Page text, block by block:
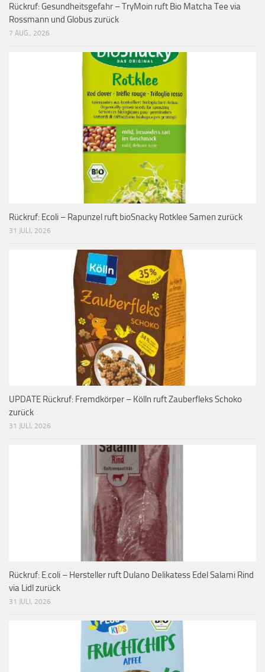
Rückruf: Gesundheitsgefahr – TryMoin ruft Bio Matcha Tee via
Rossmann und Globus zurück
7 AUG., 2026
Rückruf: Ecoli – Rapunzel ruft bioSnacky Rotklee Samen zurück
31 JULI, 2026
UPDATE Rückruf: Fremdkörper – Kölln ruft Zauberfleks Schoko
zurück
31 JULI, 2026
Rückruf: E.coli – Hersteller ruft Dulano Delikatess Edel Salami Rind
via Lidl zurück
31 JULI, 2026